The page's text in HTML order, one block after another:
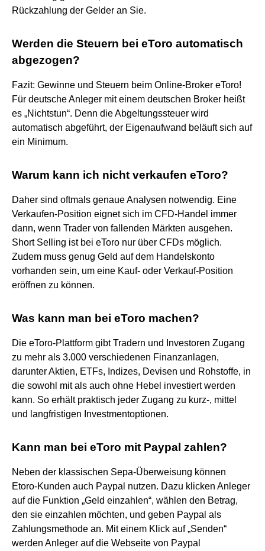
Rückzahlung der Gelder an Sie.
Werden die Steuern bei eToro automatisch
abgezogen?
Fazit: Gewinne und Steuern beim Online-Broker eToro!
Für deutsche Anleger mit einem deutschen Broker heißt
es „Nichtstun“. Denn die Abgeltungssteuer wird
automatisch abgeführt, der Eigenaufwand beläuft sich auf
ein Minimum.
Warum kann ich nicht verkaufen eToro?
Daher sind oftmals genaue Analysen notwendig. Eine
Verkaufen-Position eignet sich im CFD-Handel immer
dann, wenn Trader von fallenden Märkten ausgehen.
Short Selling ist bei eToro nur über CFDs möglich.
Zudem muss genug Geld auf dem Handelskonto
vorhanden sein, um eine Kauf- oder Verkauf-Position
eröffnen zu können.
Was kann man bei eToro machen?
Die eToro-Plattform gibt Tradern und Investoren Zugang
zu mehr als 3.000 verschiedenen Finanzanlagen,
darunter Aktien, ETFs, Indizes, Devisen und Rohstoffe, in
die sowohl mit als auch ohne Hebel investiert werden
kann. So erhält praktisch jeder Zugang zu kurz-, mittel
und langfristigen Investmentoptionen.
Kann man bei eToro mit Paypal zahlen?
Neben der klassischen Sepa-Überweisung können
Etoro-Kunden auch Paypal nutzen. Dazu klicken Anleger
auf die Funktion „Geld einzahlen“, wählen den Betrag,
den sie einzahlen möchten, und geben Paypal als
Zahlungsmethode an. Mit einem Klick auf „Senden“
werden Anleger auf die Webseite von Paypal